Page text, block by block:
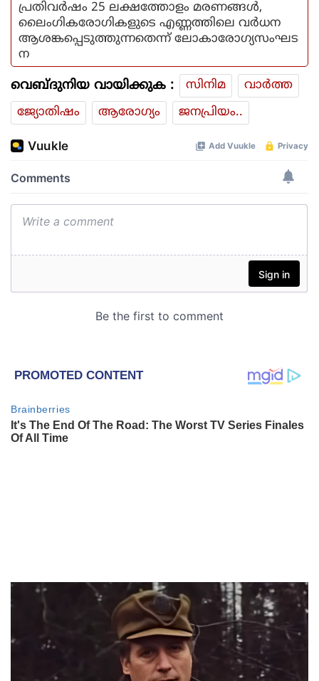
പ്രതിവർഷം 25 ലക്ഷത്തോളം മരണങ്ങൾ,
ലൈംഗികരോഗികളുടെ എണ്ണത്തിലെ വർധന
ആശങ്കപ്പെടുത്തുന്നതെന്ന് ലോകാരോഗ്യസംഘട
ന
വെബ്ദുനിയ വായിക്കുക : സിനിമ
വാര്‍ത്ത
ജ്യോതിഷം
ആരോഗ്യം ജനപ്രിയം..